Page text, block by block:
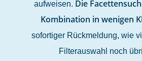
aufweisen. Die
Kombination in wenigen
sofortiger Rückmeldung, wie
Filterauswahl noch